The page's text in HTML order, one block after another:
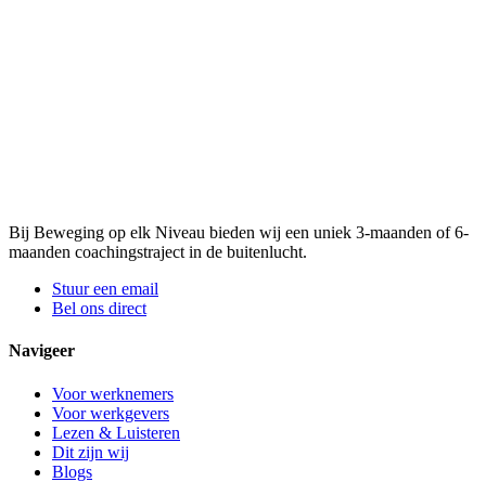
Bij Beweging op elk Niveau bieden wij een uniek 3-maanden of 6-
maanden coachingstraject in de buitenlucht.
Stuur een email
Bel ons direct
Navigeer
Voor werknemers
Voor werkgevers
Lezen & Luisteren
Dit zijn wij
Blogs